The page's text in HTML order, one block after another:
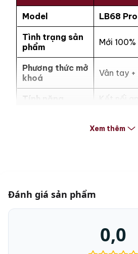
Model LB68 Pro
Tình trạng sản
phẩm
Mới 100%
Phương thức mở
khoá
Vân tay +
Tính năng Kết nối
68 x 45 x
Độ dày thép
chống
Nỉ xám,
Xem thêm
Đánh giá sản phẩm
0,0